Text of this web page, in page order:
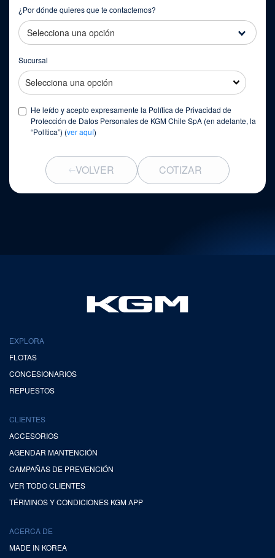
¿Por dónde quieres que te contactemos?
Selecciona una opción
Sucursal
He leído y acepto expresamente la Política de Privacidad de
Protección de Datos Personales de KGM Chile SpA (en adelante, la
“Política”) (ver aquí)
VOLVER COTIZAR
EXPLORA
FLOTAS
CONCESIONARIOS
REPUESTOS
CLIENTES
ACCESORIOS
AGENDAR MANTENCIÓN
CAMPAÑAS DE PREVENCIÓN
VER TODO CLIENTES
TÉRMINOS Y CONDICIONES KGM APP
ACERCA DE
MADE IN KOREA